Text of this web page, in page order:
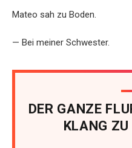
Mateo sah zu Boden.
— Bei meiner Schwester.
DER GANZE
KLANG ZU